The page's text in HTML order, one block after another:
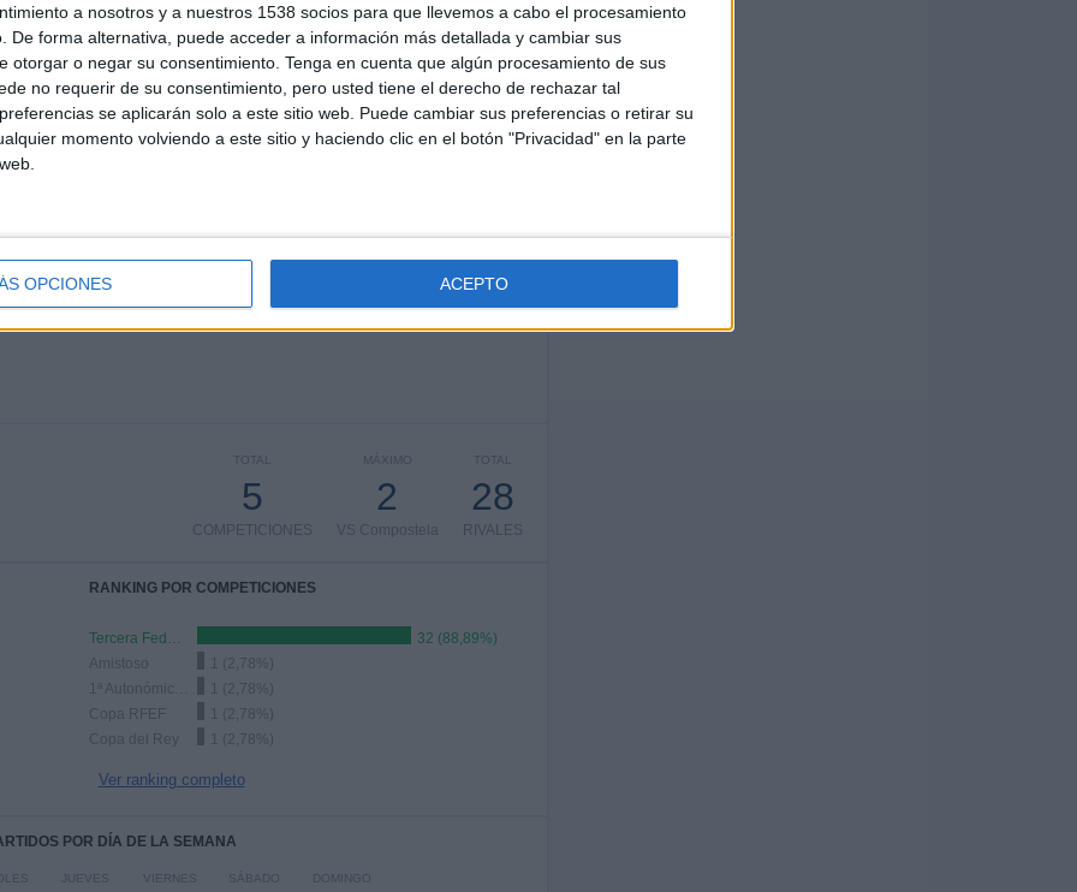
a nosotros y a nuestros 1538 socios para que llevemos a cabo el procesamiento
De forma alternativa, puede acceder a información más detallada y cambiar sus
otorgar o negar su consentimiento. Tenga en cuenta que algún procesamiento de sus
no requerir de su consentimiento, pero usted tiene el derecho de rechazar tal
se aplicarán solo a este sitio web. Puede cambiar sus preferencias o retirar su
momento volviendo a este sitio y haciendo clic en el botón "Privacidad" en la parte
OPCIONES ACEPTO
80,56%
ÚLTIMO PARTIDO EN ABIERTO
Cartagena B - CD Cieza
07/12/2024 Tercera Federación por
9
609
1
TOTAL
28
RIVALES
MÁXIMO
2
VS Compostela
TOTAL
5
COMPETICIONES
RANKING POR COMPETICIONES
Tercera Federación
32 (88,89%)
Amistoso
1 (2,78%)
1 (2,78%)
Copa RFEF
1 (2,78%)
Copa del Rey
1 (2,78%)
Ver ranking completo
POR DÍA DE LA SEMANA
JUEVES VIERNES SÁBADO DOMINGO